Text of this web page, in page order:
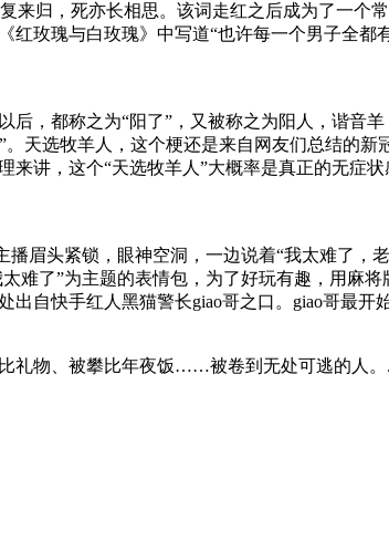
来归，死亦长相思。该词走红之后成为了一个
玫瑰与白玫瑰》中写道“也许每一个男子全都
，都称之为“阳了”，又被称之为阳人，谐音
天选牧羊人，这个梗还是来自网友们总结的
讲，这个“天选牧羊人”大概率是真正的无症
眉头紧锁，眼神空洞，一边说着“我太难了，
了”为主题的表情包，为了好玩有趣，用麻将
自快手红人黑猫警长giao哥之口。giao哥最开
礼物、被‌‌‌‌‌‌‌‌‌‌‌攀比年夜饭……被卷到无处可逃的人。